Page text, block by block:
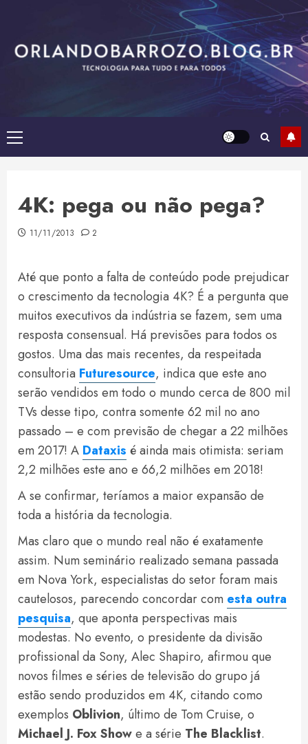
content
Primary
Menu
4K: pega ou não pega?
11/11/2013 2
Até que ponto a falta de conteúdo pode prejudicar
o crescimento da tecnologia 4K? É a pergunta que
muitos executivos da indústria se fazem, sem uma
resposta consensual. Há previsões para todos os
gostos. Uma das mais recentes, da respeitada
consultoria Futuresource, indica que este ano
serão vendidos em todo o mundo cerca de 800 mil
TVs desse tipo, contra somente 62 mil no ano
passado – e com previsão de chegar a 22 milhões
em 2017! A Dataxis é ainda mais otimista: seriam
2,2 milhões este ano e 66,2 milhões em 2018!
A se confirmar, teríamos a maior expansão de
toda a história da tecnologia.
Mas claro que o mundo real não é exatamente
assim. Num seminário realizado semana passada
em Nova York, especialistas do setor foram mais
cautelosos, parecendo concordar com esta outra
pesquisa, que aponta perspectivas mais
modestas. No evento, o presidente da divisão
profissional da Sony, Alec Shapiro, afirmou que
novos filmes e séries de televisão do grupo já
estão sendo produzidos em 4K, citando como
exemplos Oblivion, último de Tom Cruise, o
Michael J. Fox Showe a série The Blacklist.